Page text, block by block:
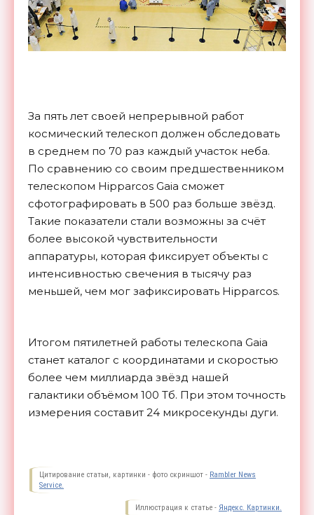
За пять лет своей непрерывной работ
космический телескоп должен обследовать
в среднем по 70 раз каждый участок неба.
По сравнению со своим предшественником
телескопом Hipparcos Gaia сможет
сфотографировать в 500 раз больше звёзд.
Такие показатели стали возможны за счёт
более высокой чувствительности
аппаратуры, которая фиксирует объекты с
интенсивностью свечения в тысячу раз
меньшей, чем мог зафиксировать Hipparcos.
Итогом пятилетней работы телескопа Gaia
станет каталог с координатами и скоростью
более чем миллиарда звёзд нашей
галактики объёмом 100 Тб. При этом точность
измерения составит 24 микросекунды дуги.
Цитирование статьи, картинки - фото скриншот - Rambler News
Service.
Иллюстрация к статье - Яндекс. Картинки.